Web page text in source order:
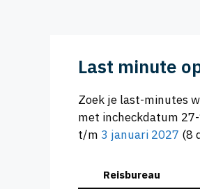
Last minute
Zoek je last-minutes
met incheckdatum
t/m 3 januari 2027 (8
Reisbureau